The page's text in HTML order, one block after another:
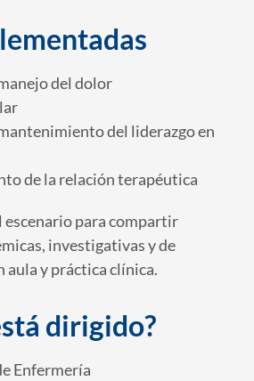
del dolor
del liderazgo en
de la relación terapéutica
escenario para compartir
investigativas y de
aula y práctica clínica.
dirigido?
Enfermería